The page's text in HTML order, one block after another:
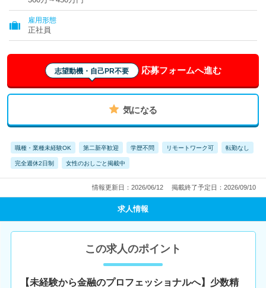
雇用形態
正社員
志望動機・自己PR不要 応募フォームへ進む
気になる
職種・業種未経験OK 第二新卒歓迎 学歴不問 リモートワーク可 転勤なし
完全週休2日制 女性のおしごと掲載中
情報更新日：2026/06/12 掲載終了予定日：2026/09/10
求人情報
この求人のポイント
【未経験から金融のプロフェッショナルへ】少数精